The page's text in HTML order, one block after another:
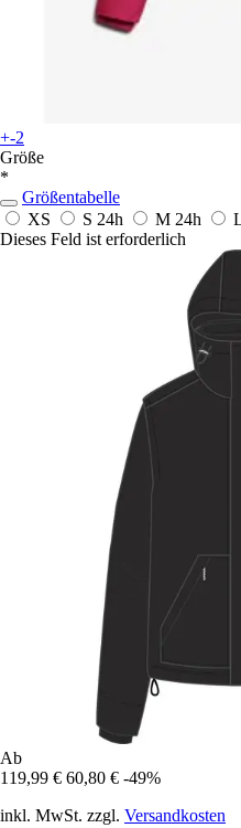
+-2
Größe
*
Größentabelle
XS
S 24h M 24h
Dieses Feld ist erforderlich
Ab
119,99 € 60,80 € -49%
inkl. MwSt. zzgl. Versandkosten